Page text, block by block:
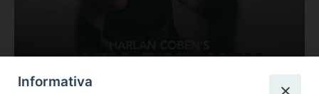
Valutazione
Informativa